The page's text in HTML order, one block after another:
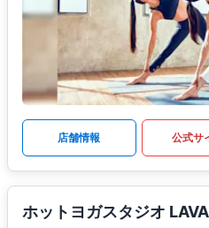
店舗情報 公式サ
ホットヨガスタジオ